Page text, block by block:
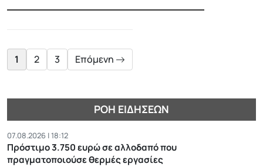
1 2 3 Επόμενη
ΡΟΉ ΕΙΔΉΣΕΩΝ
07.08.2026 | 18:12
Πρόστιμο 3.750 ευρώ σε αλλοδαπό που
πραγματοποιούσε θερμές εργασίες